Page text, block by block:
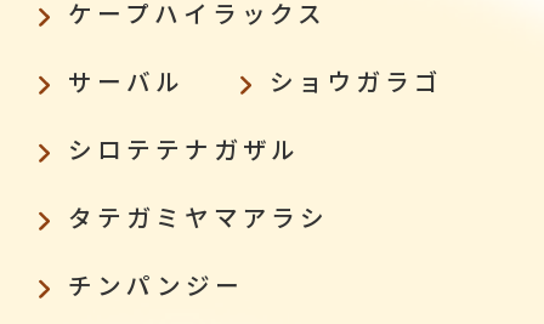
ケープハイラックス
サーバル
ショウガラゴ
シロテテナガザル
タテガミヤマアラシ
チンパンジー